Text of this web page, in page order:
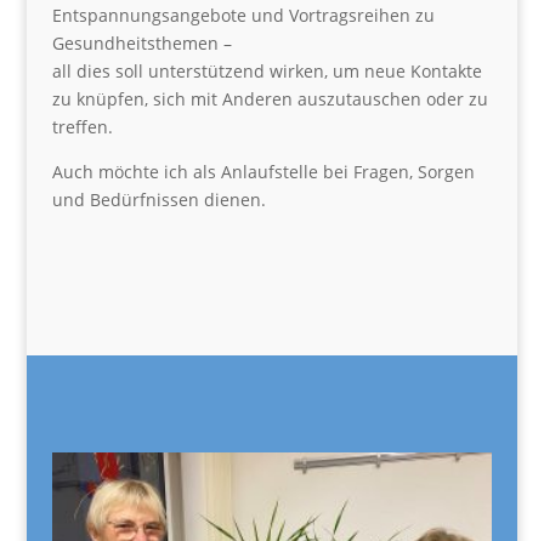
Entspannungsangebote und Vortragsreihen zu
Gesundheitsthemen –
all dies soll unterstützend wirken, um neue Kontakte
zu knüpfen, sich mit Anderen auszutauschen oder zu
treffen.
Auch möchte ich als Anlaufstelle bei Fragen, Sorgen
und Bedürfnissen dienen.